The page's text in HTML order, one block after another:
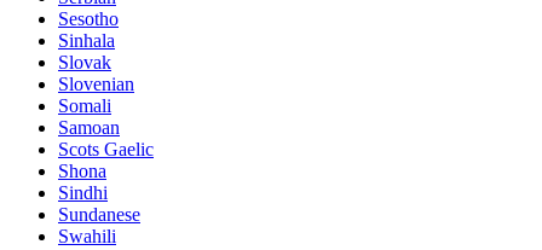
Sesotho
Sinhala
Slovak
Slovenian
Somali
Samoan
Scots Gaelic
Shona
Sindhi
Sundanese
Swahili